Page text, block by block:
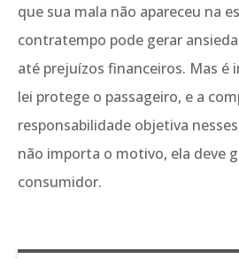
que sua mala não apareceu na
contratempo pode gerar
até prejuízos financeiros. Mas é
lei protege o passageiro, e a
responsabilidade objetiva
não importa o motivo, ela deve
consumidor.